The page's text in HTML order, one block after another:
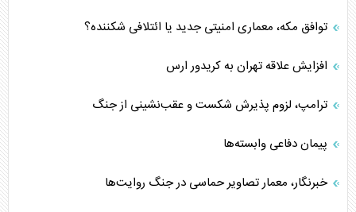
توافق مکه، معماری امنیتی جدید یا ائتلافی شکننده؟
افزایش علاقه تهران به کریدور ارس
ترامپ، لزوم پذیرش شکست و عقب‌نشینی از جنگ
پیمان دفاعی‌ وابسته‌ها
خبرنگار، معمار تصاویر حماسی در جنگ روایت‌ها